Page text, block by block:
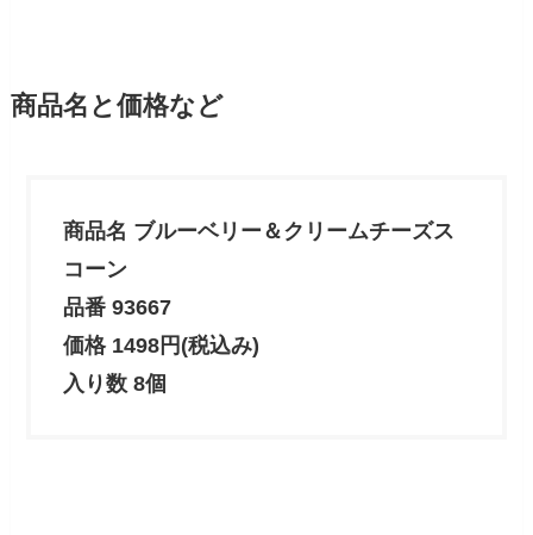
商品名と価格など
商品名 ブルーベリー＆クリームチーズス
コーン
品番 93667
価格 1498円(税込み)
入り数 8個